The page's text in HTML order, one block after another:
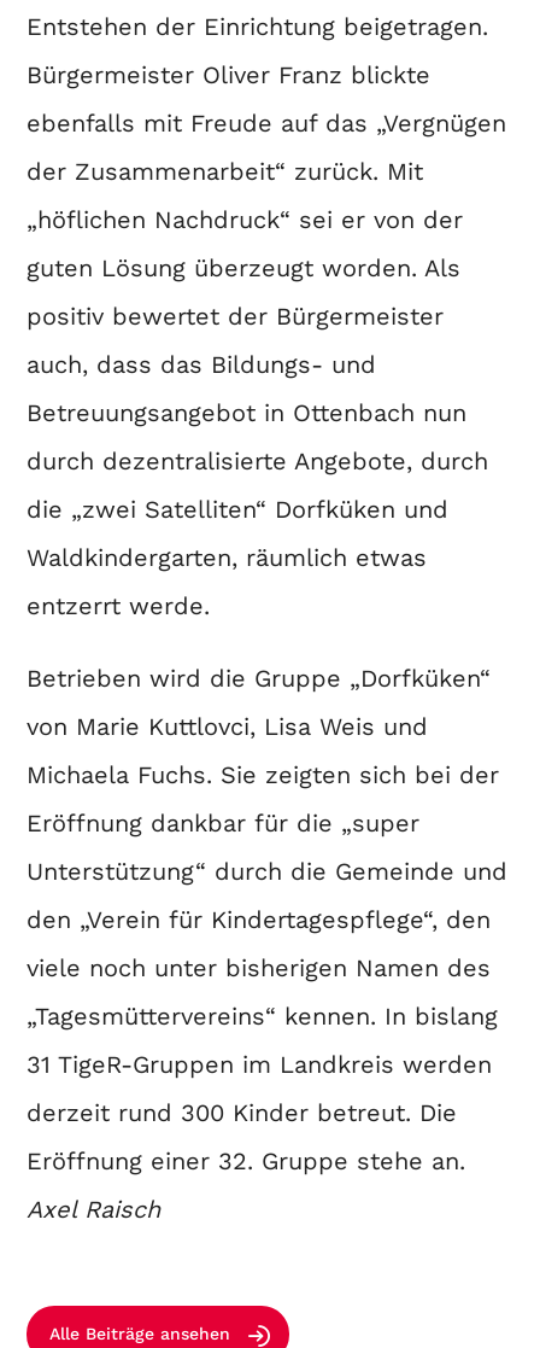
Entstehen der Einrichtung beigetragen.
Bürgermeister Oliver Franz blickte
ebenfalls mit Freude auf das „Vergnügen
der Zusammenarbeit“ zurück. Mit
„höflichen Nachdruck“ sei er von der
guten Lösung überzeugt worden. Als
positiv bewertet der Bürgermeister
auch, dass das Bildungs- und
Betreuungsangebot in Ottenbach nun
durch dezentralisierte Angebote, durch
die „zwei Satelliten“ Dorfküken und
Waldkindergarten, räumlich etwas
entzerrt werde.
Betrieben wird die Gruppe „Dorfküken“
von Marie Kuttlovci, Lisa Weis und
Michaela Fuchs. Sie zeigten sich bei der
Eröffnung dankbar für die „super
Unterstützung“ durch die Gemeinde und
den „Verein für Kindertagespflege“, den
viele noch unter bisherigen Namen des
„Tagesmüttervereins“ kennen. In bislang
31 TigeR-Gruppen im Landkreis werden
derzeit rund 300 Kinder betreut. Die
Eröffnung einer 32. Gruppe stehe an.
Axel Raisch
Alle Beiträge ansehen